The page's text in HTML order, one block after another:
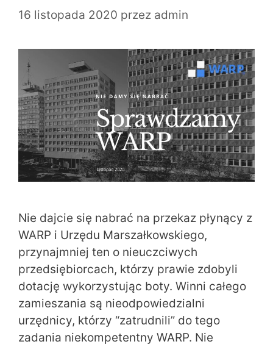
16 listopada 2020 przez admin
Nie dajcie się nabrać na przekaz płynący z
WARP i Urzędu Marszałkowskiego,
przynajmniej ten o nieuczciwych
przedsiębiorcach, którzy prawie zdobyli
dotację wykorzystując boty. Winni całego
zamieszania są nieodpowiedzialni
urzędnicy, którzy “zatrudnili” do tego
zadania niekompetentny WARP. Nie